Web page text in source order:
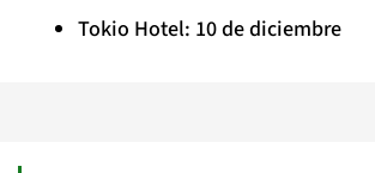
Tokio Hotel: 10 de diciembre